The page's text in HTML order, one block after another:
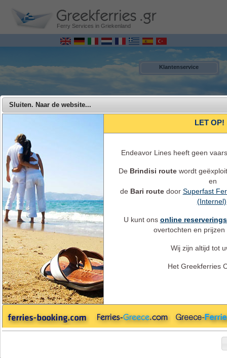
Ferry Services in Griekenland
Klantenservice
MENU
Endeavor Ferries - Reis vanaf Italië naar Griekenland met Endeavor
Endeavor Ferries - Termen & Voorwaarden
ALGEMENE VOORWAARDEN EN
INFORMATIE VOOR PASSAGIERS DIE REIZEN
MET ENDEAVOR LINES
TARIEVEN & KORTINGEN
De tarieven bevatten de overtocht in de geselecteerde accommodatie
alsmede alle havenkosten. Maaltijden en drankjes zijn niet
inbegrepen. De terugreiskorting is reeds in de prijzenlijst verwerkt.
Sluiten. Naar de website...
LET OP!
Endeavor Lines heeft geen
De Brindisi routewordt
en
de Bari routedoor Superfast
(Internel)
U kunt ons online
overtochten en
Wij zijn altijd tot
Het Greekferries